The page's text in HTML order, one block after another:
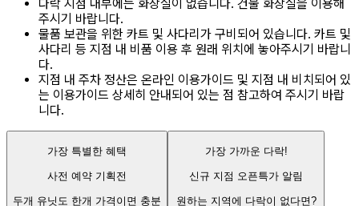
다락 지점 내부에는 화장실이 없습니다. 건물 화장실을 이용해
주시기 바랍니다.
물품 보관을 위한 카트 및 사다리가 구비되어 있습니다. 카트 및
사다리 등 지점 내 비품 이용 후 원래 위치에 놓아주시기 바랍니
다.
지점 내 주차 정산은 온라인 이용가이드 및 지점 내 비치되어 있
는 이용가이드 상세히 안내되어 있는 점 참고하여 주시기 바랍
니다.
가장 특별한 혜택
사전 예약 기획전
두개 유닛도 한개 가격이면 충분
가장 가까운 다락!
신규 지점 오픈특가 알림
원하는 지역에 다락이 없다면?